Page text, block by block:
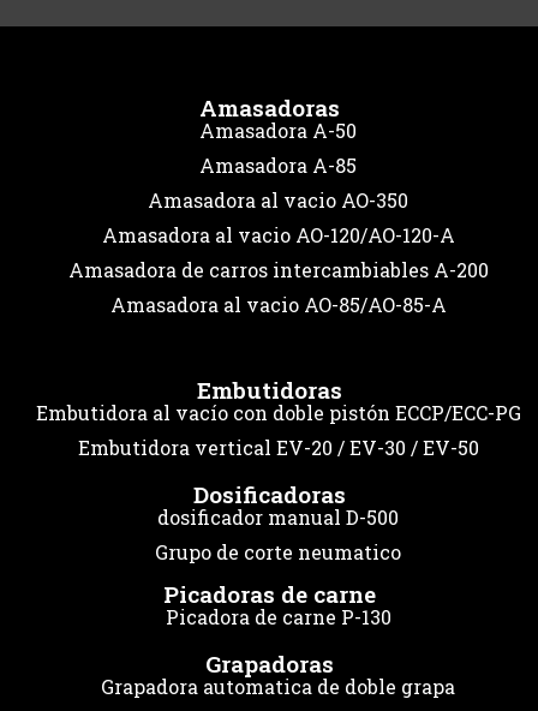
Amasadoras
Amasadora A-50
Amasadora A-85
Amasadora al vacio AO-350
Amasadora al vacio AO-120/AO-120-A
Amasadora de carros intercambiables A-200
Amasadora al vacio AO-85/AO-85-A
Embutidoras
Embutidora al vacío con doble pistón ECCP/ECC-PG
Embutidora vertical EV-20 / EV-30 / EV-50
Dosificadoras
dosificador manual D-500
Grupo de corte neumatico
Picadoras de carne
Picadora de carne P-130
Grapadoras
Grapadora automatica de doble grapa